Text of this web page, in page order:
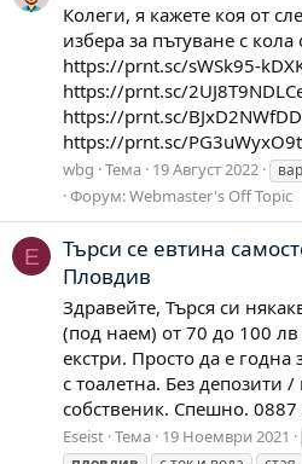
Колеги, я кажете коя от
избера за пътуване с
https://prnt.sc/sWSk95-
https://prnt.sc/
https://prnt.sc/
https://prnt.sc/
wbg Тема 19 Август 2022
Форум:Webmaster's Off Topic
E
Търси се евтина
Пловдив
Здравейте, Търся си
(под наем) от 70 до 100
екстри. Просто да е
с тоалетна. Без депозити
собственик. Спешно.
Eseist Тема 19 Ноември 2021